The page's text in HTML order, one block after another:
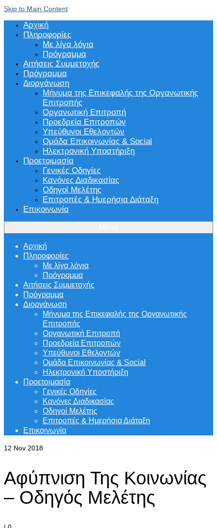
Skip to Main Content
Αρχική
Πληροφορίες
Με λίγα λόγια
Πρόγραμμα
Αιτήσεις Συμμετοχής
Πρόγραμμα
Διοργάνωση
Μήνυμα της Επικεφαλής της Οργανωτικής
Επιτροπής
Οργανωτική Επιτροπή
Προεδρεία Επιτροπών
Υπεύθυνοι Εθελοντών
Ομάδα Επικοινωνίας & Social
Ηλεκτρονική Υποστήριξη
Προετοιμασία
Γενικές Οδηγίες
Κανόνες Διαδικασίας
Οδηγοί Μελέτης
Επιτροπές & Ημερήσια Διάταξη
Επικοινωνία
Αρχική
Πληροφορίες
Με λίγα λόγια
Πρόγραμμα
Αιτήσεις Συμμετοχής
Πρόγραμμα
Διοργάνωση
Μήνυμα της Επικεφαλής της Οργανωτικής
Επιτροπής
Οργανωτική Επιτροπή
Προεδρεία Επιτροπών
Υπεύθυνοι Εθελοντών
Ομάδα Επικοινωνίας & Social
Ηλεκτρονική Υποστήριξη
Προετοιμασία
Γενικές Οδηγίες
Κανόνες Διαδικασίας
Οδηγοί Μελέτης
Επιτροπές & Ημερήσια Διάταξη
Επικοινωνία
12 Nov 2018
Αφύπνιση Της Κοινωνίας
– Οδηγός Μελέτης